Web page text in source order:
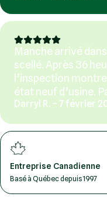
Manche arrivé
scellé. Après 36
l’inspection
état neuf d’usine.
Darryl R. – 7 février
Entreprise Canadienne
Basé à Québec depuis 1997